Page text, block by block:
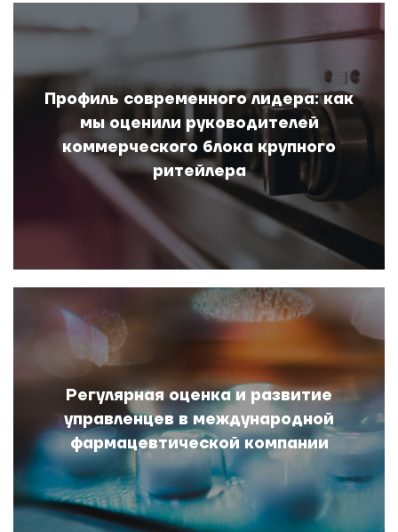
Профиль современного лидера: как
мы оценили руководителей
коммерческого блока крупного
ритейлера
Регулярная оценка и развитие
управленцев в международной
фармацевтической компании